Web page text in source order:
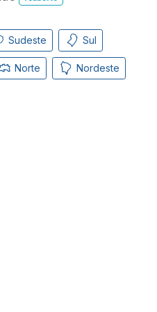
Sudeste Sul
Norte Nordeste